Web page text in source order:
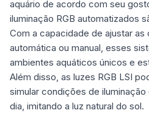
aquário de acordo com seu
iluminação RGB automatizados
Com a capacidade de ajustar
automática ou manual, esses
ambientes aquáticos únicos e
Além disso, as luzes RGB LSI
simular condições de
dia, imitando a luz natural do sol.